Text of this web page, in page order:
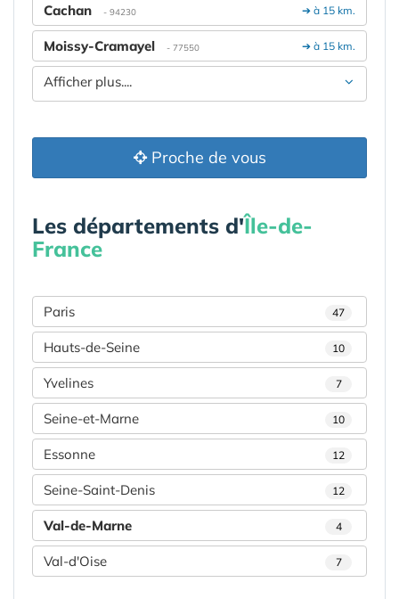
➔ à 15 km.
Cachan - 94230
➔ à 15 km.
Moissy-Cramayel - 77550
Afficher plus....
Proche de vous
Les départements d'Île-de-
France
Paris 47
Hauts-de-Seine 10
Yvelines 7
Seine-et-Marne 10
Essonne 12
Seine-Saint-Denis 12
Val-de-Marne 4
Val-d'Oise 7